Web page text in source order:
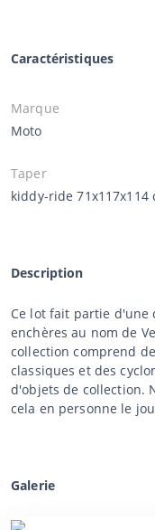
Caractéristiques
Marque
Moto
Taper
kiddy-ride 71x117x114
Description
Ce lot fait partie d'une
enchères au nom de
collection comprend
classiques et des
d'objets de collection.
cela en personne le
Galerie